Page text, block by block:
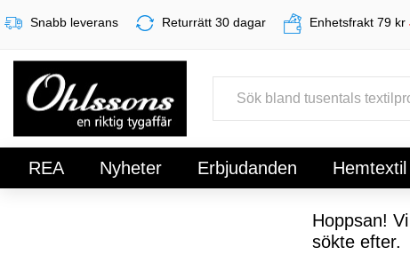
Snabb leverans Returrätt 30 dagar Enhetsfrakt 79 kr
REA Nyheter Erbjudanden Hemtextil
Hoppsan!
sökte efter.